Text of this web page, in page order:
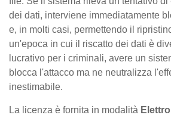
dei dati, interviene immediatamente
e, in molti casi, permettendo il
un'epoca in cui il riscatto dei dati è
lucrativo per i criminali, avere un
blocca l'attacco ma ne neutralizza
inestimabile.
La licenza è fornita in modalità